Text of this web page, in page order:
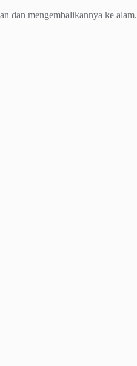
dan mengembalikannya ke alam.